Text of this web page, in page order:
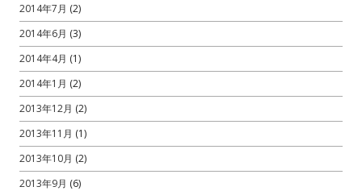
2014年7月 (2)
2014年6月 (3)
2014年4月 (1)
2014年1月 (2)
2013年12月 (2)
2013年11月 (1)
2013年10月 (2)
2013年9月 (6)